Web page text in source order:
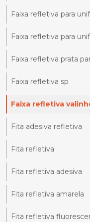
Faixa refletiva para
Faixa refletiva para
Faixa refletiva prata
Faixa refletiva sp
Faixa refletiva
Fita adesiva refletiva
Fita refletiva
Fita refletiva adesiva
Fita refletiva amarela
Fita refletiva